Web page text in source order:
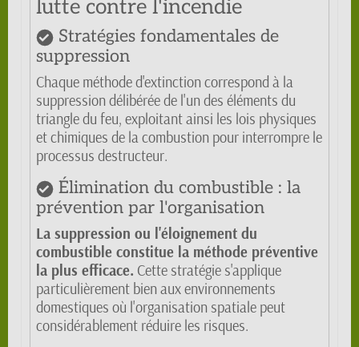
lutte contre l'incendie
Stratégies fondamentales de
suppression
Chaque méthode d'extinction correspond à la
suppression délibérée de l'un des éléments du
triangle du feu, exploitant ainsi les lois physiques
et chimiques de la combustion pour interrompre le
processus destructeur.
Élimination du combustible : la
prévention par l'organisation
La suppression ou l'éloignement du
combustible constitue la méthode préventive
la plus efficace. Cette stratégie s'applique
particulièrement bien aux environnements
domestiques où l'organisation spatiale peut
considérablement réduire les risques.